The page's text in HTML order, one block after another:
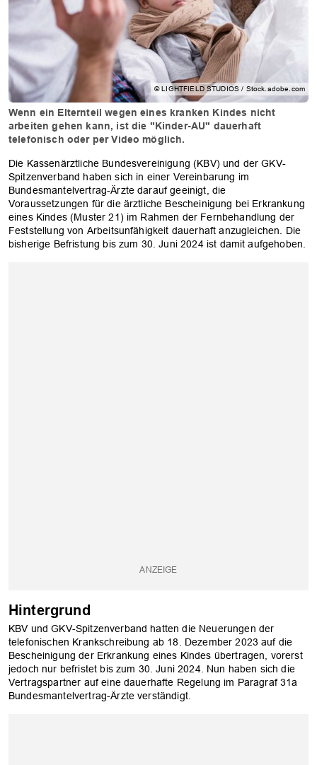
© LIGHTFIELD STUDIOS / Stock.adobe.com
Wenn ein Elternteil wegen eines kranken Kindes nicht
arbeiten gehen kann, ist die "Kinder-AU" dauerhaft
telefonisch oder per Video möglich.
Die Kassenärztliche Bundesvereinigung (KBV) und der GKV-
Spitzenverband haben sich in einer Vereinbarung im
Bundesmantelvertrag-Ärzte darauf geeinigt, die
Voraussetzungen für die ärztliche Bescheinigung bei Erkrankung
eines Kindes (Muster 21) im Rahmen der Fernbehandlung der
Feststellung von Arbeitsunfähigkeit dauerhaft anzugleichen. Die
bisherige Befristung bis zum 30. Juni 2024 ist damit aufgehoben.
Hintergrund
KBV und GKV-Spitzenverband hatten die Neuerungen der
telefonischen Krankschreibung ab 18. Dezember 2023 auf die
Bescheinigung der Erkrankung eines Kindes übertragen, vorerst
jedoch nur befristet bis zum 30. Juni 2024. Nun haben sich die
Vertragspartner auf eine dauerhafte Regelung im Paragraf 31a
Bundesmantelvertrag-Ärzte verständigt.